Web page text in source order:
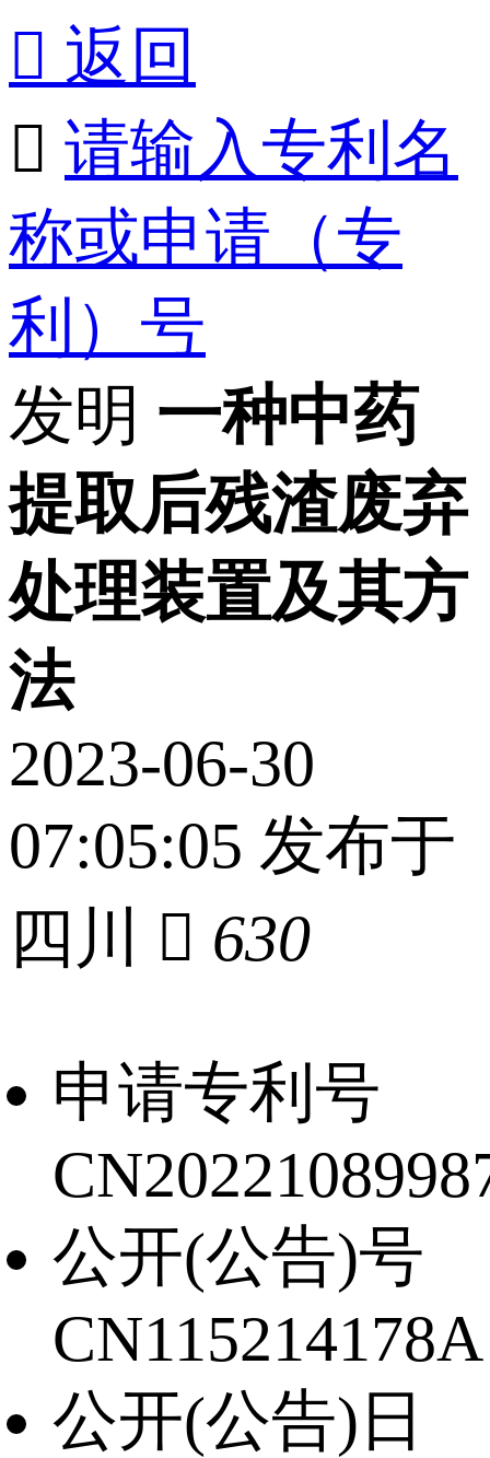
 返回
 请输入专利名
称或申请（专
利）号
发明 一种中药
提取后残渣废弃
处理装置及其方
法
2023-06-30
07:05:05 发布于
四川
 630
申请专利号
公开(公告)号
CN115214178A
公开(公告)日